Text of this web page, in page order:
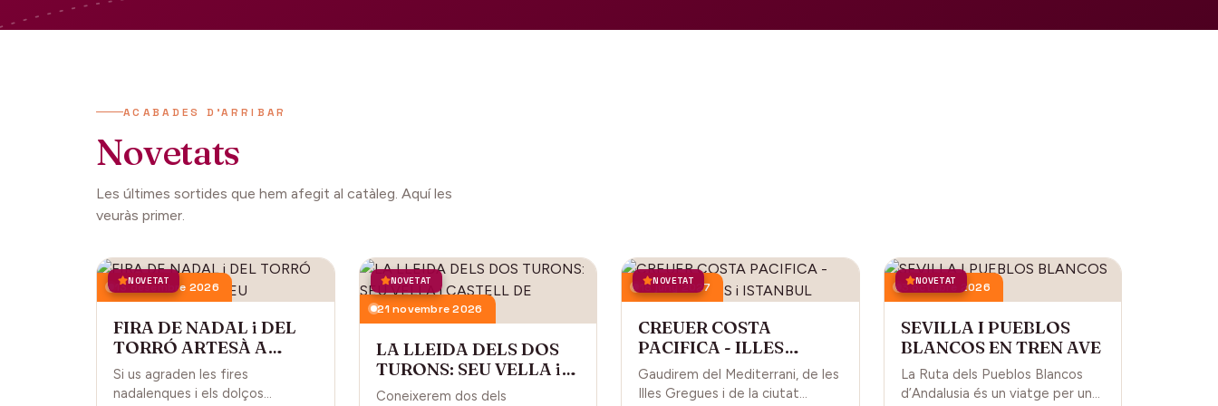
ACABADES D'ARRIBAR
Novetats
Les últimes sortides que hem afegit al catàleg. Aquí les
veuràs primer.
NOVETAT
13 desembre 2026
FIRA DE NADAL i DEL
TORRÓ ARTESÀ A
CARDEDEU
Si us agraden les fires
nadalenques i els dolços
NOVETAT
21 novembre 2026
LA LLEIDA DELS DOS
TURONS: SEU VELLA i
CASTELL DE GARDENY
Coneixerem dos dels
NOVETAT
18 juny 2027
CREUER COSTA
PACIFICA - ILLES
GREGUES i ISTANBUL
Gaudirem del Mediterrani, de les
Illes Gregues i de la ciutat
NOVETAT
3 octubre 2026
SEVILLA I PUEBLOS
BLANCOS EN TREN AVE
La Ruta dels Pueblos Blancos
d’Andalusia és un viatge per una